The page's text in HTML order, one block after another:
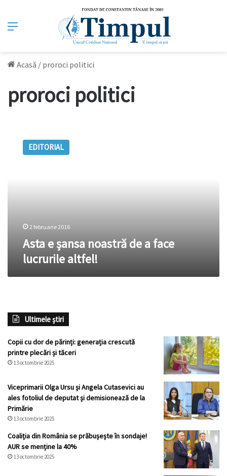
Meniu
Acasă / proroci politici
proroci politici
EDITORIAL
2 februarie 2016
Asta e șansa noastră de a face
lucrurile altfel!
Ultimele știri
Copii cu dor de părinți: generația crescută
printre plecări și tăceri
13 octombrie 2025
Viceprimarii Olga Ursu și Angela Cutasevici au
ales fotoliul de deputat și demisionează de la
Primărie
13 octombrie 2025
Coaliția din România se prăbușește în sondaje!
AUR se menține la 40%
13 octombrie 2025